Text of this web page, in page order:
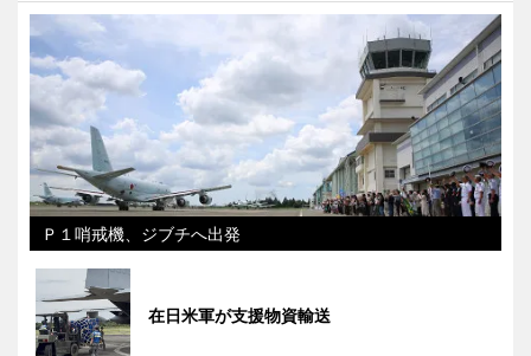
Ｐ１哨戒機、ジブチへ出発
在日米軍が支援物資輸送